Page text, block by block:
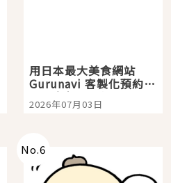
用日本最大美食網站
Gurunavi 客製化預約九
大都市餐廳，打造專屬
美食體驗！
2026年07月03日
No.6